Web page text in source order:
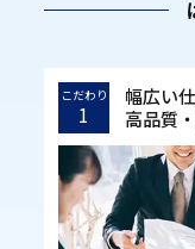
こだわり
1
幅広い
高品質